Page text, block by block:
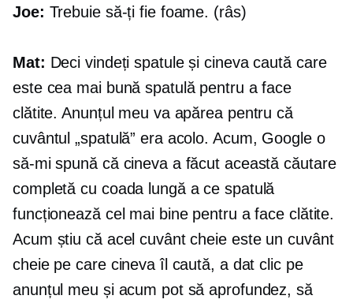
Joe: Trebuie să-ți fie foame. (râs)
Mat: Deci vindeți spatule și cineva caută care
este cea mai bună spatulă pentru a face
clătite. Anunțul meu va apărea pentru că
cuvântul „spatulă” era acolo. Acum, Google o
să-mi spună că cineva a făcut această căutare
completă cu coada lungă a ce spatulă
funcționează cel mai bine pentru a face clătite.
Acum știu că acel cuvânt cheie este un cuvânt
cheie pe care cineva îl caută, a dat clic pe
anunțul meu și acum pot să aprofundez, să